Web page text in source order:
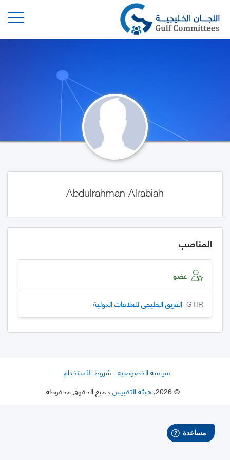
Abdulrahman Alrabiah
المناصب
عضو
GTIR الفريق الخليجي للعلاقات الدولية
سياسة الخصوصية شروط الأستخدام
©
2026
, هيئة التقييس جميع الحقوق محفوظة